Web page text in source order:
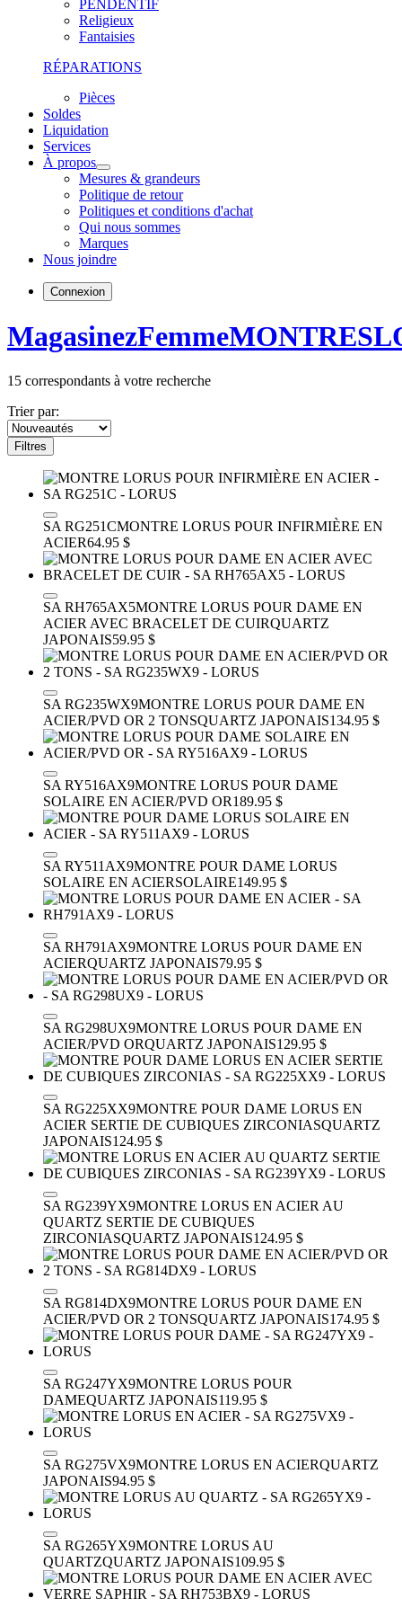
PENDENTIF
Religieux
Fantaisies
RÉPARATIONS
Pièces
Soldes
Liquidation
Services
À propos
Mesures & grandeurs
Politique de retour
Politiques et conditions d'achat
Qui nous sommes
Marques
Nous joindre
Connexion
MagasinezFemmeMONTRES
15 correspondants à votre recherche
Trier par:
Filtres
SA RG251CMONTRE LORUS POUR INFIRMIÈRE EN
ACIER64.95 $
SA RH765AX5MONTRE LORUS POUR DAME EN
ACIER AVEC BRACELET DE CUIRQUARTZ
JAPONAIS59.95 $
SA RG235WX9MONTRE LORUS POUR DAME EN
ACIER/PVD OR 2 TONSQUARTZ JAPONAIS134.95 $
SA RY516AX9MONTRE LORUS POUR DAME
SOLAIRE EN ACIER/PVD OR189.95 $
SA RY511AX9MONTRE POUR DAME LORUS
SOLAIRE EN ACIERSOLAIRE149.95 $
SA RH791AX9MONTRE LORUS POUR DAME EN
ACIERQUARTZ JAPONAIS79.95 $
SA RG298UX9MONTRE LORUS POUR DAME EN
ACIER/PVD ORQUARTZ JAPONAIS129.95 $
SA RG225XX9MONTRE POUR DAME LORUS EN
ACIER SERTIE DE CUBIQUES ZIRCONIASQUARTZ
JAPONAIS124.95 $
SA RG239YX9MONTRE LORUS EN ACIER AU
QUARTZ SERTIE DE CUBIQUES
ZIRCONIASQUARTZ JAPONAIS124.95 $
SA RG814DX9MONTRE LORUS POUR DAME EN
ACIER/PVD OR 2 TONSQUARTZ JAPONAIS174.95 $
SA RG247YX9MONTRE LORUS POUR
DAMEQUARTZ JAPONAIS119.95 $
SA RG275VX9MONTRE LORUS EN ACIERQUARTZ
JAPONAIS94.95 $
SA RG265YX9MONTRE LORUS AU
QUARTZQUARTZ JAPONAIS109.95 $